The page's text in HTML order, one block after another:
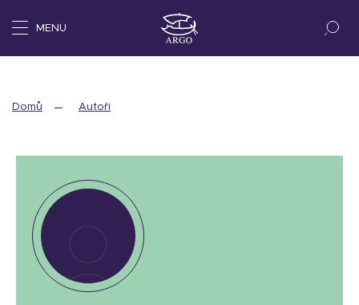
MENU
Domů Autoři